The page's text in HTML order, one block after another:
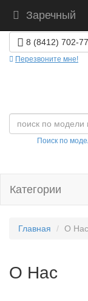
Заречный
г. Заречный,
8 (8412) 702-
Перезвоните мне!
Поиск по
Категории
Главная О Нас
О Нас